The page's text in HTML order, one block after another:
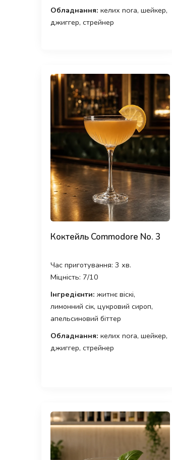
Обладнання: келих nora, шейкер,
джиггер, стрейнер
Коктейль Commodore No. 3
Час приготування: 3 хв.
Міцність: 7/10
Інгредієнти: житнє віскі,
лимонний сік, цукровий сироп,
апельсиновий біттер
Обладнання: келих nora, шейкер,
джиггер, стрейнер